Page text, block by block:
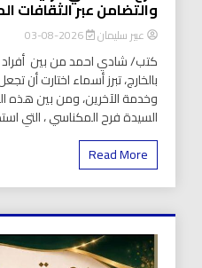
والتضامن عبر الثقافات
عبير سليمان 2026-08-03
كتب/ شادي احمد من بين أفراد
بالخارج، تبرز أسماء اختارت أن
وخدمة الآخرين، ومن بين هذه
السيدة فرح المكناسي ، التي
Read More